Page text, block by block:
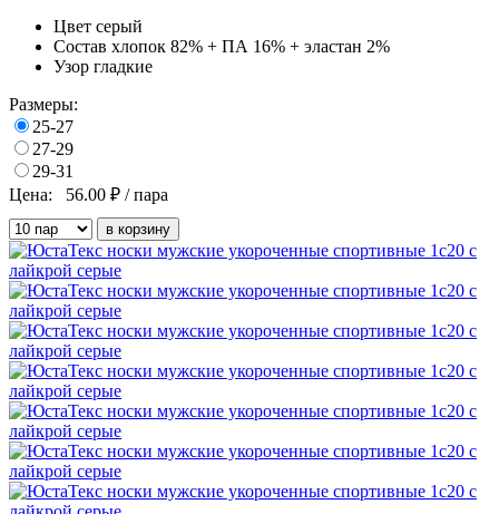
Цвет серый
Состав хлопок 82% + ПА 16% + эластан 2%
Узор гладкие
Размеры:
25-27
27-29
29-31
Цена:
56.00 ₽ / пара